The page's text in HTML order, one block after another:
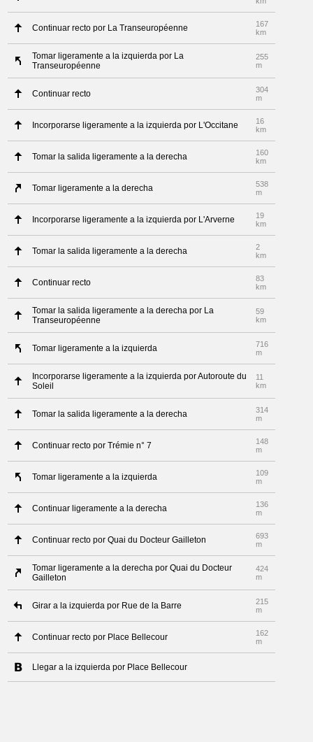
Continuar recto por La Transeuropéenne
167
km
Tomar ligeramente a la izquierda por La
Transeuropéenne
255
m
Continuar recto
304
m
Incorporarse ligeramente a la izquierda por L'Occitane
16
km
Tomar la salida ligeramente a la derecha
160
km
Tomar ligeramente a la derecha
538
m
Incorporarse ligeramente a la izquierda por L'Arverne
19
km
Tomar la salida ligeramente a la derecha
2
km
Continuar recto
83
km
Tomar la salida ligeramente a la derecha por La
Transeuropéenne
59
km
Tomar ligeramente a la izquierda
716
m
Incorporarse ligeramente a la izquierda por Autoroute du
Soleil
11
km
Tomar la salida ligeramente a la derecha
314
m
Continuar recto por Trémie n° 7
148
m
Tomar ligeramente a la izquierda
109
m
Continuar ligeramente a la derecha
136
m
Continuar recto por Quai du Docteur Gailleton
693
m
Tomar ligeramente a la derecha por Quai du Docteur
Gailleton
424
m
Girar a la izquierda por Rue de la Barre
215
m
Continuar recto por Place Bellecour
162
m
Llegar a la izquierda por Place Bellecour